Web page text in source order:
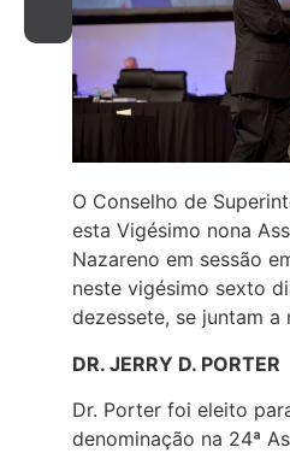
O Conselho de
esta Vigésimo nona
Nazareno em sessão
neste vigésimo sexto
dezessete, se juntam
DR. JERRY D. PORTER
Dr. Porter foi eleito
denominação na 24ª